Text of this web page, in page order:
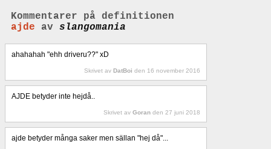
Kommentarer på definitionen
ajde av slangomania
ahahahah "ehh driveru??" xD
Skrivet av DatBoi den 16 november 2016
AJDE betyder inte hejdå..
Skrivet av Goran den 27 juni 2018
ajde betyder många saker men sällan "hej då"...